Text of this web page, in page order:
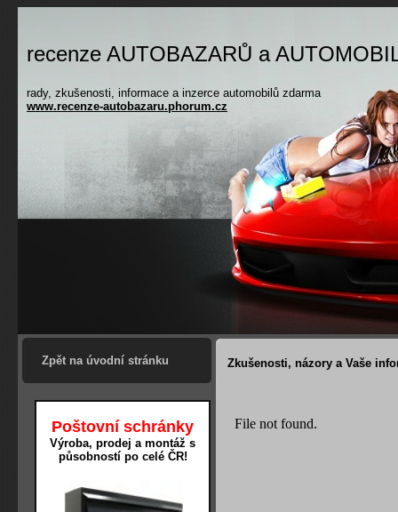
recenze AUTOBAZARŮ a
rady, zkušenosti, informace a inzerce automobilů zdarma
www.recenze-autobazaru.phorum.cz
Zpět na úvodní stránku
.
Zkušenosti, názory a Vaše
Poštovní schránky
Výroba, prodej a montáž s
působností po celé ČR!